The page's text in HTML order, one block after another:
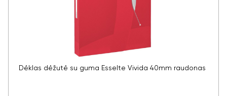
Dėklas dėžutė su guma Esselte Vivida 40mm raudonas